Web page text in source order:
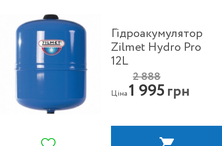
Гідроакумулятор
Zilmet Hydro Pro
12L
Ціна
2 888
1 995грн